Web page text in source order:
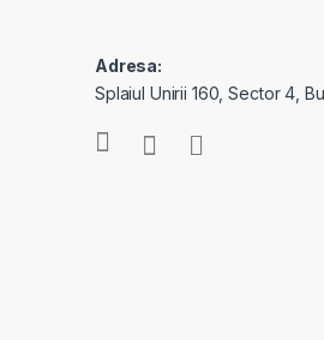
Adresa:
Splaiul Unirii 160, Sector 4,